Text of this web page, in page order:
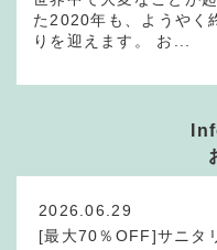
た2020年も、ようやく
りを迎えます。 お...
2026.06.29
[最大70％OFF]サニタ